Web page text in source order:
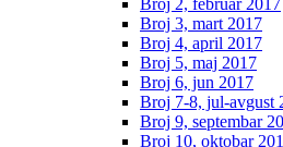
Broj 3, mart 2017
Broj 4, april 2017
Broj 5, maj 2017
Broj 6, jun 2017
Broj 7-8, jul-avgust
Broj 9, septembar
Broj 10, oktobar